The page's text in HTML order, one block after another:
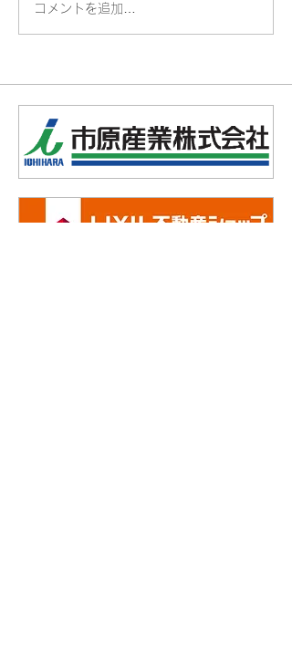
夏をもっと快適に！ 内
コメントを追加…